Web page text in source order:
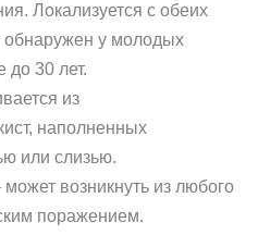
Локализуется с обеих
обнаружен у молодых
до 30 лет.
из
наполненных
или слизью.
возникнуть из любого
поражением.